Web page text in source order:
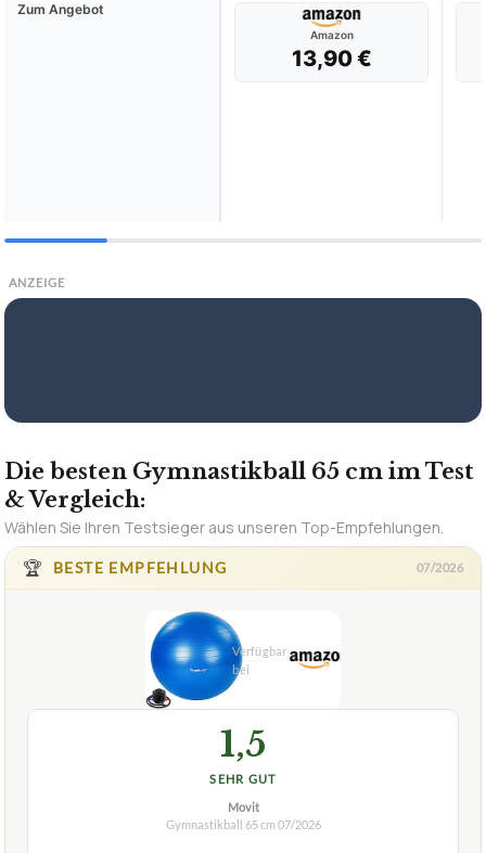
Zum Angebot
Amazon
13,90 €
ANZEIGE
Die besten Gymnastikball 65 cm im Test
& Vergleich:
Wählen Sie Ihren Testsieger aus unseren Top-Empfehlungen.
🏆
BESTE EMPFEHLUNG 07/2026
1,5
SEHR GUT
Movit
Gymnastikball 65 cm07/2026